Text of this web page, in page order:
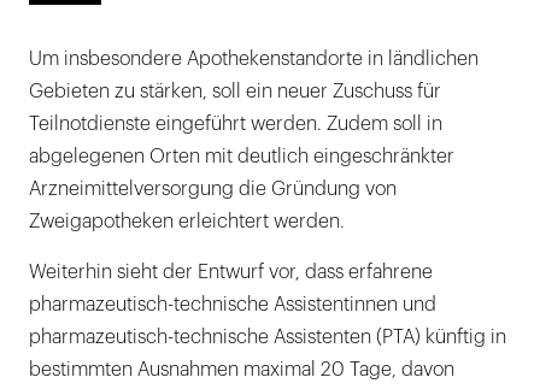
Um insbesondere Apothekenstandorte in ländlichen
Gebieten zu stärken, soll ein neuer Zuschuss für
Teilnotdienste eingeführt werden. Zudem soll in
abgelegenen Orten mit deutlich eingeschränkter
Arzneimittelversorgung die Gründung von
Zweigapotheken erleichtert werden.
Weiterhin sieht der Entwurf vor, dass erfahrene
pharmazeutisch-technische Assistentinnen und
pharmazeutisch-technische Assistenten (PTA) künftig in
bestimmten Ausnahmen maximal 20 Tage, davon